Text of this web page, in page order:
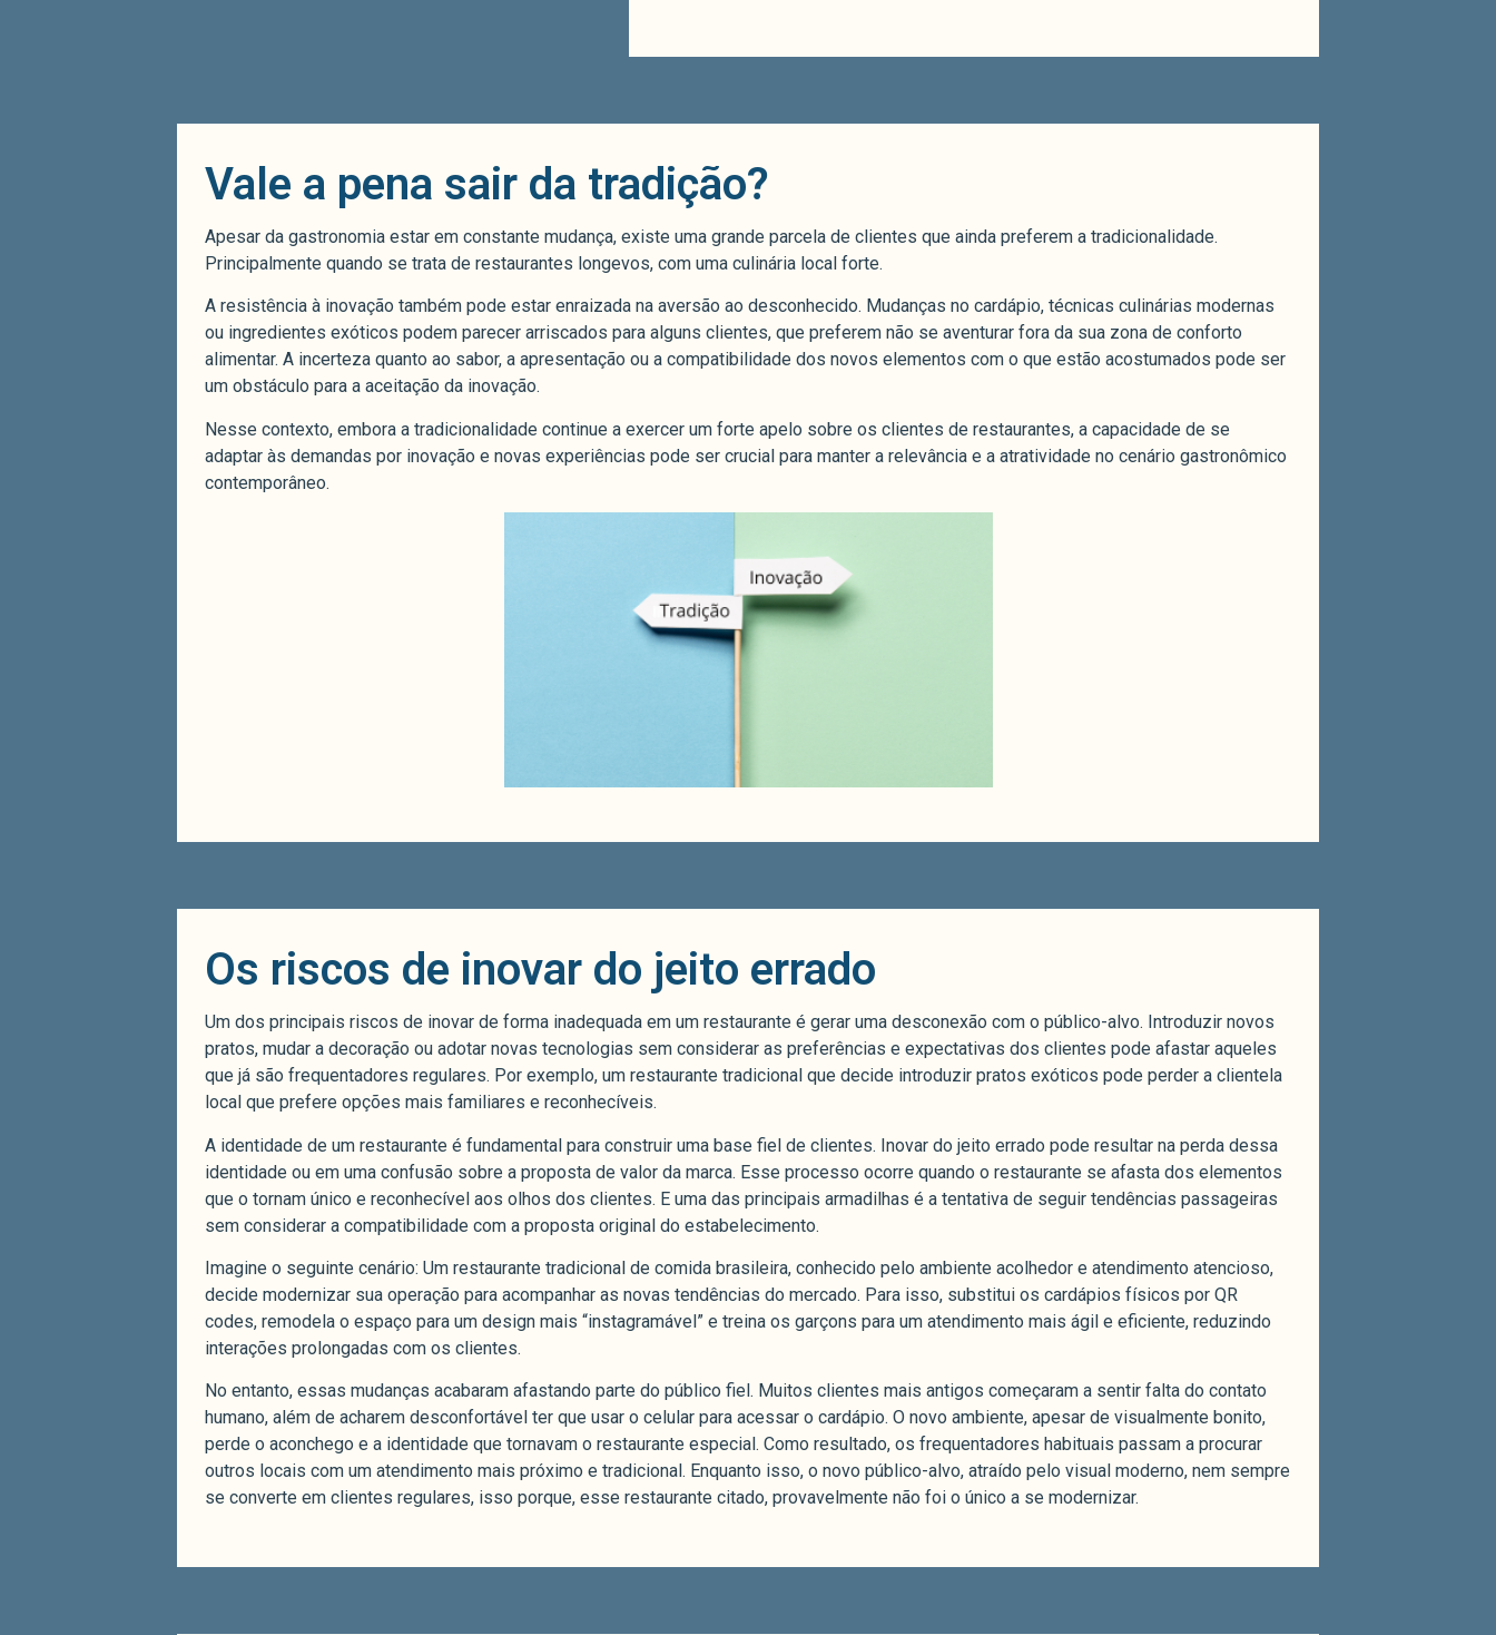
Vale a pena sair da tradição?
Apesar da gastronomia estar em constante mudança, existe uma grande parcela de clientes que ainda preferem a tradicionalidade.
Principalmente quando se trata de restaurantes longevos, com uma culinária local forte.
A resistência à inovação também pode estar enraizada na aversão ao desconhecido. Mudanças no cardápio, técnicas culinárias modernas
ou ingredientes exóticos podem parecer arriscados para alguns clientes, que preferem não se aventurar fora da sua zona de conforto
alimentar. A incerteza quanto ao sabor, a apresentação ou a compatibilidade dos novos elementos com o que estão acostumados pode ser
um obstáculo para a aceitação da inovação.
Nesse contexto, embora a tradicionalidade continue a exercer um forte apelo sobre os clientes de restaurantes, a capacidade de se
adaptar às demandas por inovação e novas experiências pode ser crucial para manter a relevância e a atratividade no cenário gastronômico
contemporâneo.
Os riscos de inovar do jeito errado
Um dos principais riscos de inovar de forma inadequada em um restaurante é gerar uma desconexão com o público-alvo. Introduzir novos
pratos, mudar a decoração ou adotar novas tecnologias sem considerar as preferências e expectativas dos clientes pode afastar aqueles
que já são frequentadores regulares. Por exemplo, um restaurante tradicional que decide introduzir pratos exóticos pode perder a clientela
local que prefere opções mais familiares e reconhecíveis.
A identidade de um restaurante é fundamental para construir uma base fiel de clientes. Inovar do jeito errado pode resultar na perda dessa
identidade ou em uma confusão sobre a proposta de valor da marca. Esse processo ocorre quando o restaurante se afasta dos elementos
que o tornam único e reconhecível aos olhos dos clientes. E uma das principais armadilhas é a tentativa de seguir tendências passageiras
sem considerar a compatibilidade com a proposta original do estabelecimento.
Imagine o seguinte cenário: Um restaurante tradicional de comida brasileira, conhecido pelo ambiente acolhedor e atendimento atencioso,
decide modernizar sua operação para acompanhar as novas tendências do mercado. Para isso, substitui os cardápios físicos por QR
codes, remodela o espaço para um design mais “instagramável” e treina os garçons para um atendimento mais ágil e eficiente, reduzindo
interações prolongadas com os clientes.
No entanto, essas mudanças acabaram afastando parte do público fiel. Muitos clientes mais antigos começaram a sentir falta do contato
humano, além de acharem desconfortável ter que usar o celular para acessar o cardápio. O novo ambiente, apesar de visualmente bonito,
perde o aconchego e a identidade que tornavam o restaurante especial. Como resultado, os frequentadores habituais passam a procurar
outros locais com um atendimento mais próximo e tradicional. Enquanto isso, o novo público-alvo, atraído pelo visual moderno, nem sempre
se converte em clientes regulares, isso porque, esse restaurante citado, provavelmente não foi o único a se modernizar.